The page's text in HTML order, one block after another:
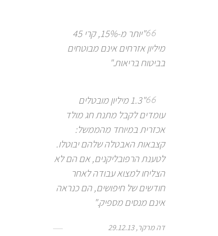
"יותר מ-15%, קרי 45
מיליון אזרחים אינם מבוטחים
בביטוח בריאות."
"1.3 מיליון מובטלים
עומדים לקבל מתנת חג מולד
אכזרית במיוחד מהממשל:
קצבאות האבטלה שלהם יבוטלו.
לטענת הרפובליקנים, אם הם לא
הצליחו למצוא עבודה לאחר
חודשים של חיפושים, הם כנראה
אינם מנסים מספיק."
דה מרקר, 29.12.13